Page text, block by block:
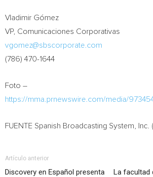
Vladimir Gómez
VP, Comunicaciones Corporativas
vgomez@sbscorporate.com
(786) 470-1644
Foto –
https://mma.prnewswire.com/media/
FUENTE Spanish Broadcasting System, Inc.
Artículo anterior
Discovery en Español presenta
La facultad